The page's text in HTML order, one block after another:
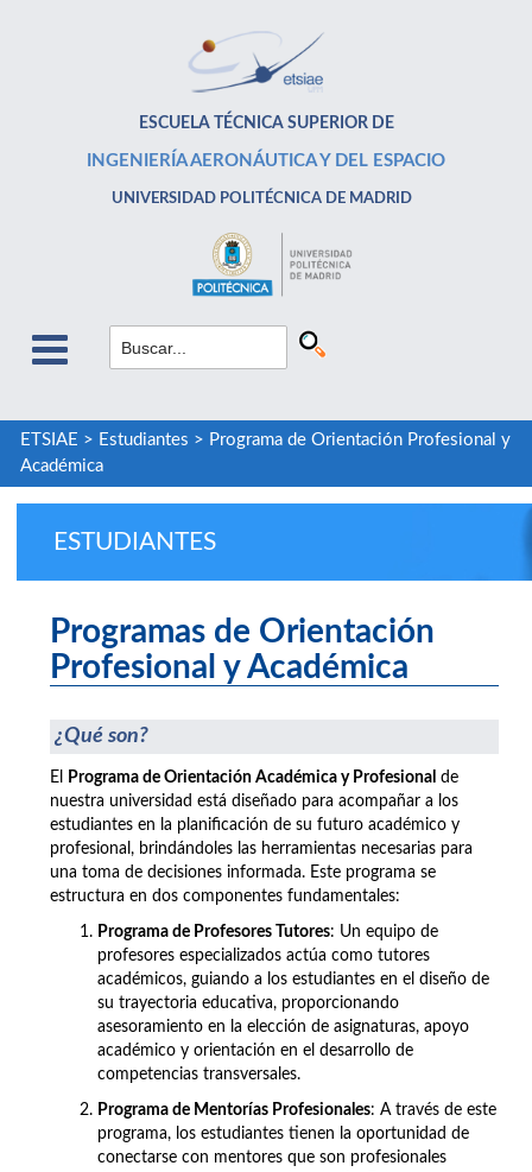
ESCUELA TÉCNICA SUPERIOR DE
INGENIERÍA AERONÁUTICA Y DEL ESPACIO
UNIVERSIDAD POLITÉCNICA DE MADRID
ETSIAE > Estudiantes > Programa de Orientación Profesional y
Académica
ESTUDIANTES
Programas de Orientación
Profesional y Académica
¿Qué son?
El Programa de Orientación Académica y Profesional de
nuestra universidad está diseñado para acompañar a los
estudiantes en la planificación de su futuro académico y
profesional, brindándoles las herramientas necesarias para
una toma de decisiones informada. Este programa se
estructura en dos componentes fundamentales:
Programa de Profesores Tutores: Un equipo de
profesores especializados actúa como tutores
académicos, guiando a los estudiantes en el diseño de
su trayectoria educativa, proporcionando
asesoramiento en la elección de asignaturas, apoyo
académico y orientación en el desarrollo de
competencias transversales.
Programa de Mentorías Profesionales: A través de este
programa, los estudiantes tienen la oportunidad de
conectarse con mentores que son profesionales